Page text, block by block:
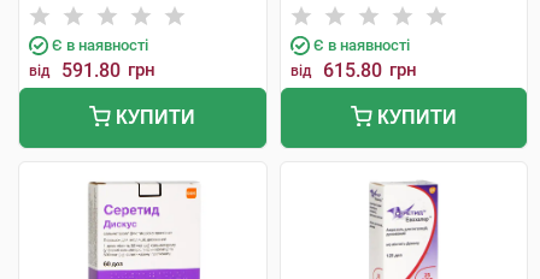
Є в наявності
від 591.80 грн
КУПИТИ
Інк.
Є в наявності
від 615.80 грн
КУПИТИ